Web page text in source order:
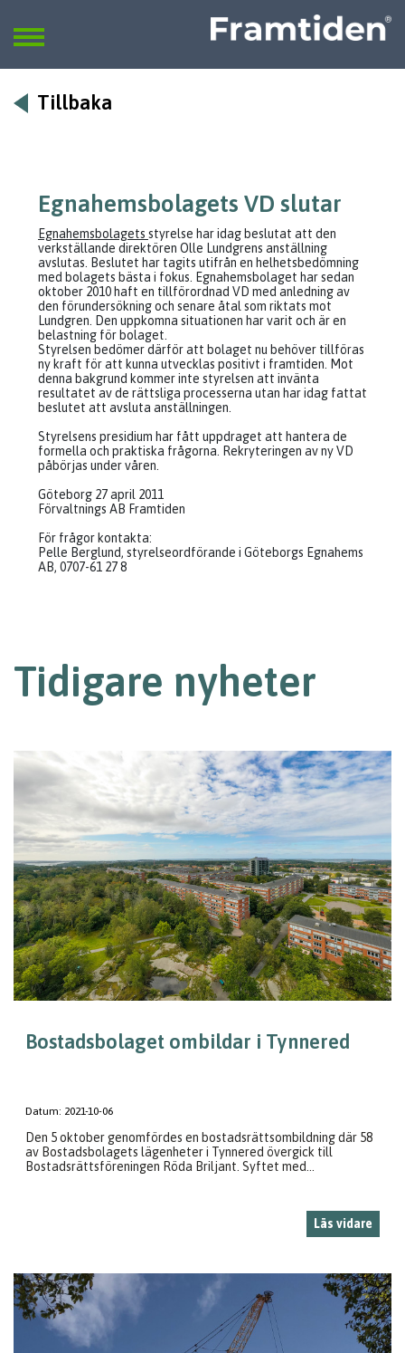
SÖK
Tillbaka
Egnahemsbolagets VD slutar
Egnahemsbolagets styrelse har idag beslutat att den
verkställande direktören Olle Lundgrens anställning
avslutas. Beslutet har tagits utifrån en helhetsbedömning
med bolagets bästa i fokus. Egnahemsbolaget har sedan
oktober 2010 haft en tillförordnad VD med anledning av
den förundersökning och senare åtal som riktats mot
Lundgren. Den uppkomna situationen har varit och är en
belastning för bolaget.
Styrelsen bedömer därför att bolaget nu behöver tillföras
ny kraft för att kunna utvecklas positivt i framtiden. Mot
denna bakgrund kommer inte styrelsen att invänta
resultatet av de rättsliga processerna utan har idag fattat
beslutet att avsluta anställningen.
Styrelsens presidium har fått uppdraget att hantera de
formella och praktiska frågorna. Rekryteringen av ny VD
påbörjas under våren.
Göteborg 27 april 2011
Förvaltnings AB Framtiden
För frågor kontakta:
Pelle Berglund, styrelseordförande i Göteborgs Egnahems
AB, 0707-61 27 8
Tidigare nyheter
Bostadsbolaget ombildar i Tynnered
Datum: 2021-10-06
Den 5 oktober genomfördes en bostadsrättsombildning där 58
av Bostadsbolagets lägenheter i Tynnered övergick till
Bostadsrättsföreningen Röda Briljant. Syftet med...
Läs vidare